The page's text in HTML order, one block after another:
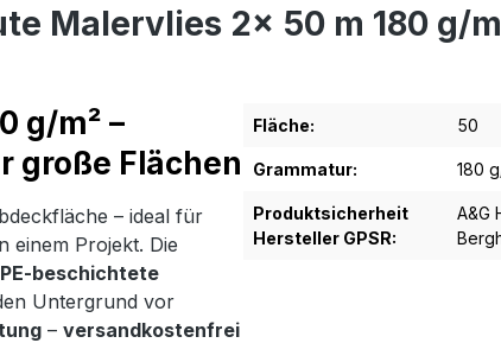
Malervlies 2x 50 m 180 g/
g/m² –
große Flächen
– ideal für
einem Projekt. Die
PE-beschichtete
Untergrund vor
– versandkostenfrei
Fläche: 50
Grammatur: 180
Produktsicherheit
Hersteller GPSR:
A&G